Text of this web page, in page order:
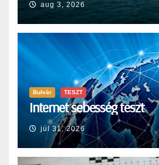
aug 3, 2026
Bulvár TESZT
Internet sebesség teszt
júl 31, 2026